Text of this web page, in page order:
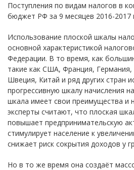
Поступления по видам налогов в
бюджет РФ за 9 месяцев 2016-2017
Использование плоской шкалы
основной характеристикой
Федерации. В то время, как
такие как США, Франция,
Швеция, Китай и ряд других стран
прогрессивную шкалу начисления
шкала имеет свои преимущества и
эксперты считают, что плоская
повышает предпринимательскую
стимулирует население к
снижает риск сокрытия доходов у
Но в то же время она создаёт